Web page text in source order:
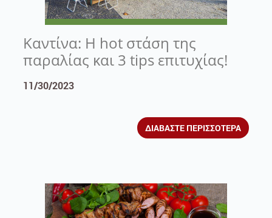
Καντίνα: Η hot στάση της
παραλίας και 3 tips επιτυχίας!
11/30/2023
ΔΙΑΒΑΣΤΕ ΠΕΡΙΣΣΟΤΕΡΑ